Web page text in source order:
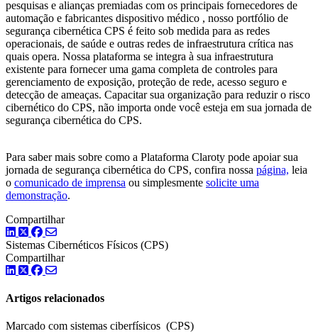
pesquisas e alianças premiadas com os principais fornecedores de
automação e fabricantes dispositivo médico , nosso portfólio de
segurança cibernética CPS é feito sob medida para as redes
operacionais, de saúde e outras redes de infraestrutura crítica nas
quais opera. Nossa plataforma se integra à sua infraestrutura
existente para fornecer uma gama completa de controles para
gerenciamento de exposição, proteção de rede, acesso seguro e
detecção de ameaças. Capacitar sua organização para reduzir o risco
cibernético do CPS, não importa onde você esteja em sua jornada de
segurança cibernética do CPS.
Para saber mais sobre como a Plataforma Claroty pode apoiar sua
jornada de segurança cibernética do CPS, confira nossa página, leia
o comunicado de imprensa ou simplesmente solicite uma
demonstração.
Compartilhar
LinkedIn
TwitterFacebook
Sistemas Cibernéticos Físicos (CPS)
Compartilhar
LinkedIn
TwitterFacebook
Artigos relacionados
Marcado com sistemas ciberfísicos (CPS)